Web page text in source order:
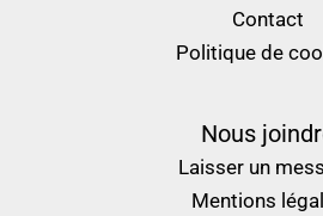
Contact
Politique de
Nous
Laisser un
Mentions